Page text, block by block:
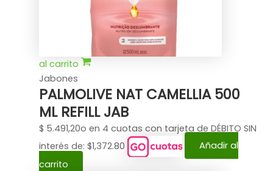
al carrito
Jabones
PALMOLIVE NAT CAMELLIA 500
ML REFILL JAB
$ 5.491,20o en 4 cuotas con tarjeta de DÉBITO SIN
interés de: $1,372.80
Añadir al
carrito